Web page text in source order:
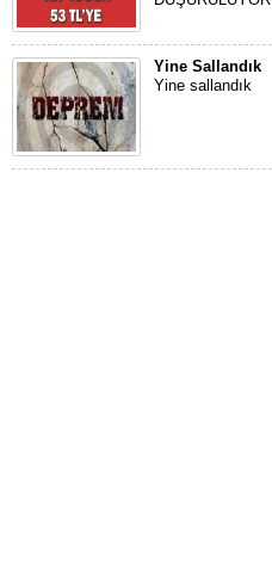
Yine Sallandık
Yine sallandık